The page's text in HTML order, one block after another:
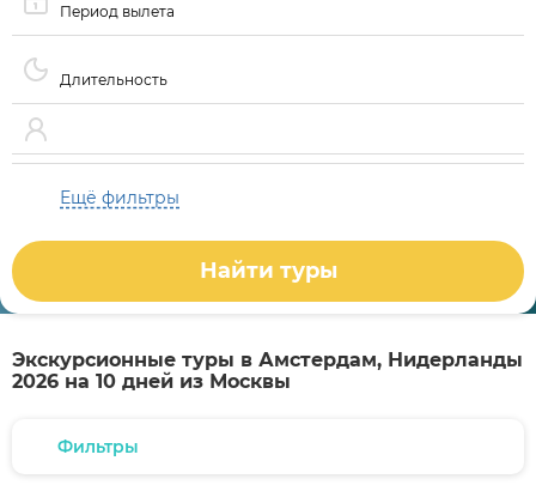
Период вылета
Длительность
Ещё фильтры
Найти туры
Экскурсионные туры в Амстердам, Нидерланды
2026 на 10 дней из Москвы
Фильтры